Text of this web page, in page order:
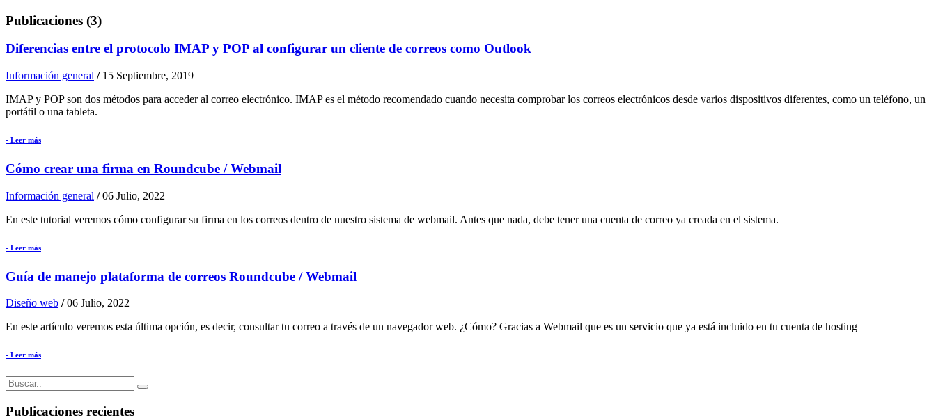
Publicaciones (3)
Diferencias entre el protocolo IMAP y POP al configurar un cliente de correos como Outlook
Información general / 15 Septiembre, 2019
IMAP y POP son dos métodos para acceder al correo electrónico. IMAP es el método recomendado cuando necesita comprobar los correos electrónicos desde varios dispositivos diferentes, como un teléfono, un
portátil o una tableta.
- Leer más
Cómo crear una firma en Roundcube / Webmail
Información general /06 Julio, 2022
En este tutorial veremos cómo configurar su firma en los correos dentro de nuestro sistema de webmail. Antes que nada, debe tener una cuenta de correo ya creada en el sistema.
- Leer más
Guía de manejo plataforma de correos Roundcube / Webmail
Diseño web /06 Julio, 2022
En este artículo veremos esta última opción, es decir, consultar tu correo a través de un navegador web. ¿Cómo? Gracias a Webmail que es un servicio que ya está incluido en tu cuenta de hosting
- Leer más
Publicaciones recientes